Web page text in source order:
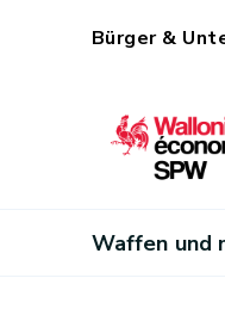
Bürger &
Waffen und